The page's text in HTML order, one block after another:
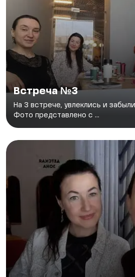
Встреча №3
На 3 встрече, увлеклись и
Фото представлено с ...